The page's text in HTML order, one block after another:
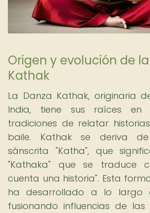
Origen y evolución de
Kathak
La Danza Kathak, originaria
India, tiene sus raíces en
tradiciones de relatar
baile. Kathak se deriva
sánscrita "Katha", que
"Kathaka" que se traduce
cuenta una historia". Esta
ha desarrollado a lo largo
fusionando influencias de las